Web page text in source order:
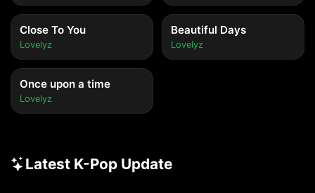
Close To You
Lovelyz
Beautiful Days
Lovelyz
Once upon a time
Lovelyz
Latest K-Pop Update